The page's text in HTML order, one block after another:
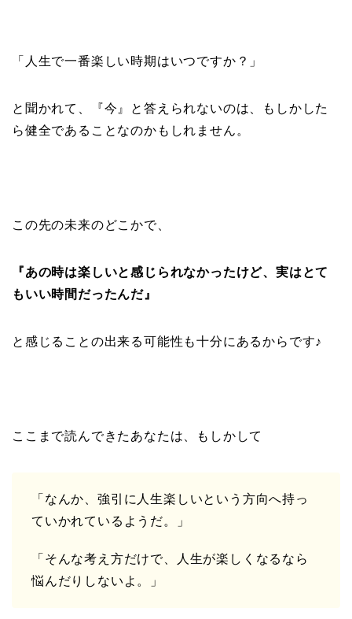
「人生で一番楽しい時期はいつですか？」
と聞かれて、『今』と答えられないのは、もしかした
ら健全であることなのかもしれません。
この先の未来のどこかで、
『あの時は楽しいと感じられなかったけど、実はとて
もいい時間だったんだ』
と感じることの出来る可能性も十分にあるからです♪
ここまで読んできたあなたは、もしかして
「なんか、強引に人生楽しいという方向へ持っ
ていかれているようだ。」
「そんな考え方だけで、人生が楽しくなるなら
悩んだりしないよ。」